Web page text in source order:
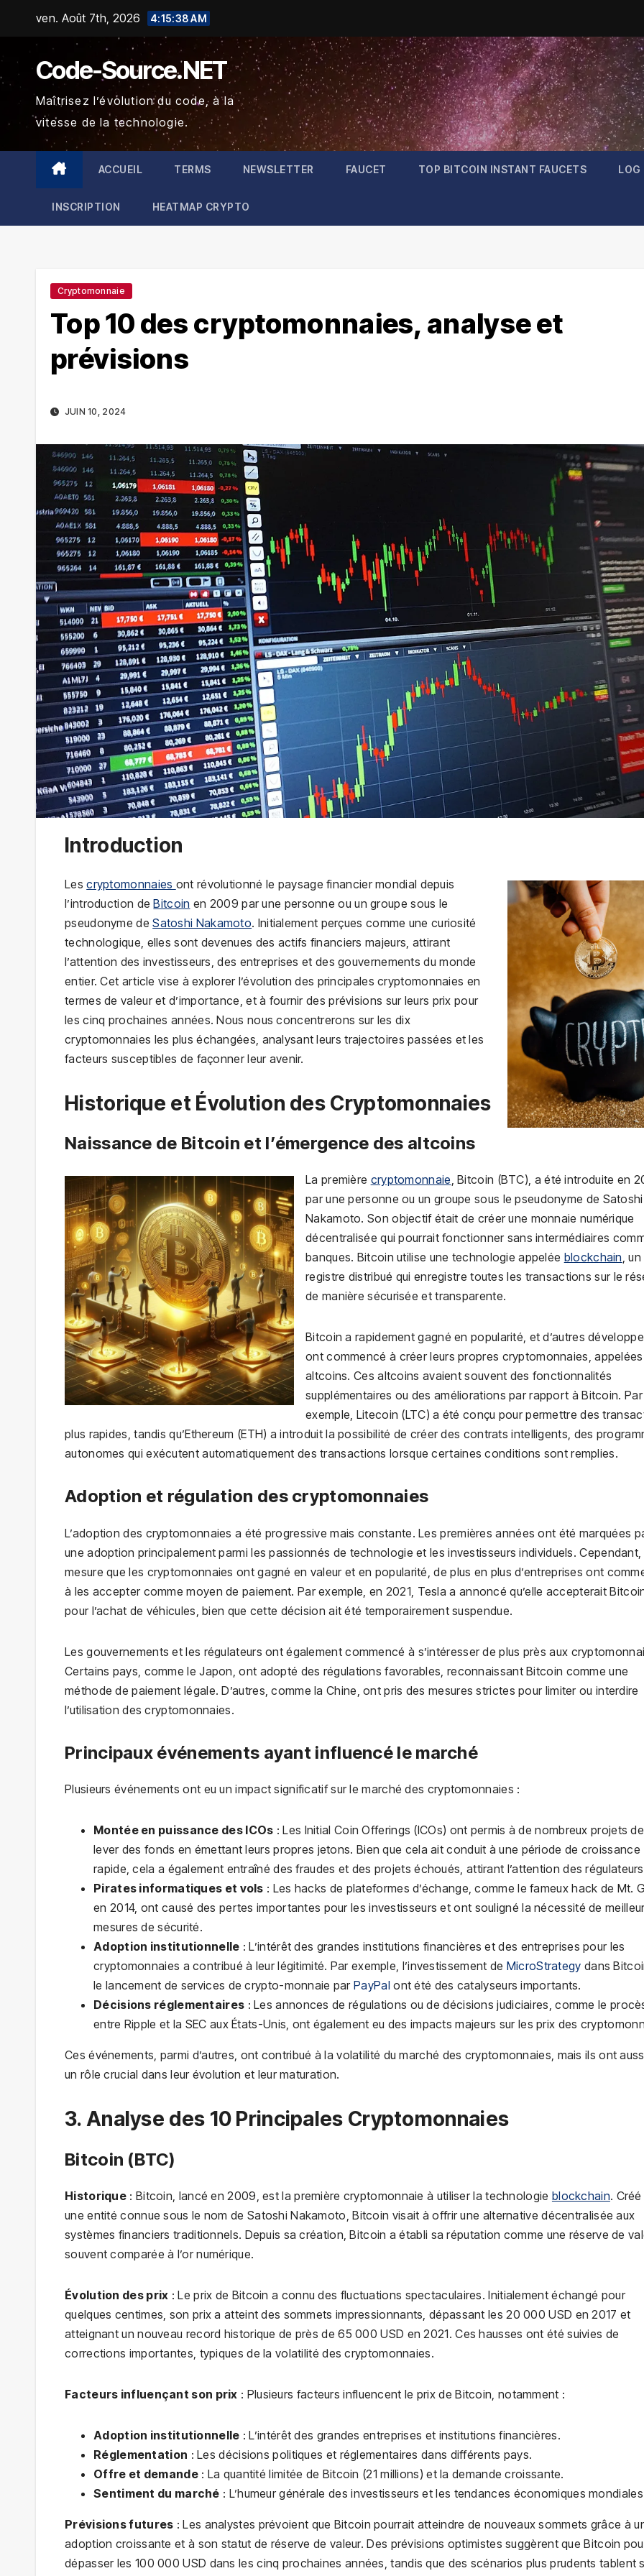
ven. Août 7th, 2026 4:15:39 AM
Code-Source.NET
Maîtrisez l’évolution du code, à la
vitesse de la technologie.
ACCUEIL TERMS NEWSLETTER FAUCET TOP BITCOIN INSTANT FAUCETS LOG
INSCRIPTION HEATMAP CRYPTO
Cryptomonnaie
Top 10 des cryptomonnaies, analyse et
prévisions
JUIN 10, 2024
Introduction
Lescryptomonnaies ont révolutionné le paysage financier mondial depuis
l’introduction deBitcoin en 2009 par une personne ou un groupe sous le
pseudonyme deSatoshi Nakamoto. Initialement perçues comme une curiosité
technologique, elles sont devenues des actifs financiers majeurs, attirant
l’attention des investisseurs, des entreprises et des gouvernements du monde
entier. Cet article vise à explorer l’évolution des principales cryptomonnaies en
termes de valeur et d’importance, et à fournir des prévisions sur leurs prix pour
les cinq prochaines années. Nous nous concentrerons sur les dix
cryptomonnaies les plus échangées, analysant leurs trajectoires passées et les
facteurs susceptibles de façonner leur avenir.
Historique et Évolution des Cryptomonnaies
Naissance de Bitcoin et l’émergence des altcoins
La première cryptomonnaie, Bitcoin (BTC), a été introduite en
par une personne ou un groupe sous le pseudonyme de Satoshi
Nakamoto. Son objectif était de créer une monnaie numérique
décentralisée qui pourrait fonctionner sans intermédiaires
banques. Bitcoin utilise une technologie appelée blockchain, un
registre distribué qui enregistre toutes les transactions sur le
de manière sécurisée et transparente.
Bitcoin a rapidement gagné en popularité, et d’autres
ont commencé à créer leurs propres cryptomonnaies, appelées
altcoins. Ces altcoins avaient souvent des fonctionnalités
supplémentaires ou des améliorations par rapport à Bitcoin. Par
exemple, Litecoin (LTC) a été conçu pour permettre des
plus rapides, tandis qu’Ethereum (ETH) a introduit la possibilité de créer des contrats intelligents, des
autonomes qui exécutent automatiquement des transactions lorsque certaines conditions sont remplies.
Adoption et régulation des cryptomonnaies
L’adoption des cryptomonnaies a été progressive mais constante. Les premières années ont été marquées
une adoption principalement parmi les passionnés de technologie et les investisseurs individuels. Cependant,
mesure que les cryptomonnaies ont gagné en valeur et en popularité, de plus en plus d’entreprises ont
à les accepter comme moyen de paiement. Par exemple, en 2021, Tesla a annoncé qu’elle accepterait
pour l’achat de véhicules, bien que cette décision ait été temporairement suspendue.
Les gouvernements et les régulateurs ont également commencé à s’intéresser de plus près aux
Certains pays, comme le Japon, ont adopté des régulations favorables, reconnaissant Bitcoin comme une
méthode de paiement légale. D’autres, comme la Chine, ont pris des mesures strictes pour limiter ou interdire
l’utilisation des cryptomonnaies.
Principaux événements ayant influencé le marché
Plusieurs événements ont eu un impact significatif sur le marché des cryptomonnaies :
Montée en puissance des ICOs : Les Initial Coin Offerings (ICOs) ont permis à de nombreux projets de
lever des fonds en émettant leurs propres jetons. Bien que cela ait conduit à une période de croissance
rapide, cela a également entraîné des fraudes et des projets échoués, attirant l’attention des
Pirates informatiques et vols : Les hacks de plateformes d’échange, comme le fameux hack de Mt.
en 2014, ont causé des pertes importantes pour les investisseurs et ont souligné la nécessité de
mesures de sécurité.
Adoption institutionnelle : L’intérêt des grandes institutions financières et des entreprises pour les
cryptomonnaies a contribué à leur légitimité. Par exemple, l’investissement de MicroStrategy dans
le lancement de services de crypto-monnaie parPayPal ont été des catalyseurs importants.
Décisions réglementaires : Les annonces de régulations ou de décisions judiciaires, comme le
entre Ripple et la SEC aux États-Unis, ont également eu des impacts majeurs sur les prix des
Ces événements, parmi d’autres, ont contribué à la volatilité du marché des cryptomonnaies, mais ils ont
un rôle crucial dans leur évolution et leur maturation.
3. Analyse des 10 Principales Cryptomonnaies
Bitcoin (BTC)
Historique : Bitcoin, lancé en 2009, est la première cryptomonnaie à utiliser la technologie blockchain.
une entité connue sous le nom de Satoshi Nakamoto, Bitcoin visait à offrir une alternative décentralisée aux
systèmes financiers traditionnels. Depuis sa création, Bitcoin a établi sa réputation comme une réserve de
souvent comparée à l’or numérique.
Évolution des prix : Le prix de Bitcoin a connu des fluctuations spectaculaires. Initialement échangé pour
quelques centimes, son prix a atteint des sommets impressionnants, dépassant les 20 000 USD en 2017 et
atteignant un nouveau record historique de près de 65 000 USD en 2021. Ces hausses ont été suivies de
corrections importantes, typiques de la volatilité des cryptomonnaies.
Facteurs influençant son prix : Plusieurs facteurs influencent le prix de Bitcoin, notamment :
Adoption institutionnelle : L’intérêt des grandes entreprises et institutions financières.
Réglementation : Les décisions politiques et réglementaires dans différents pays.
Offre et demande: La quantité limitée de Bitcoin (21 millions) et la demande croissante.
Sentiment du marché : L’humeur générale des investisseurs et les tendances économiques
Prévisions futures : Les analystes prévoient que Bitcoin pourrait atteindre de nouveaux sommets grâce à
adoption croissante et à son statut de réserve de valeur. Des prévisions optimistes suggèrent que Bitcoin
dépasser les 100 000 USD dans les cinq prochaines années, tandis que des scénarios plus prudents tablent